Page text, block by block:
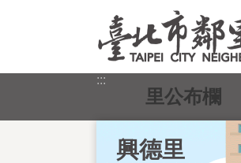
:::
興德里
里公布欄